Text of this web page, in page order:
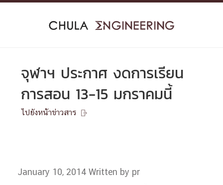
Skip
จุฬาฯ ประกาศ งดการเรียน
การสอน 13-15 มกราคมนี้
ไปยังหน้าข่าวสาร 
January 10, 2014Written by pr